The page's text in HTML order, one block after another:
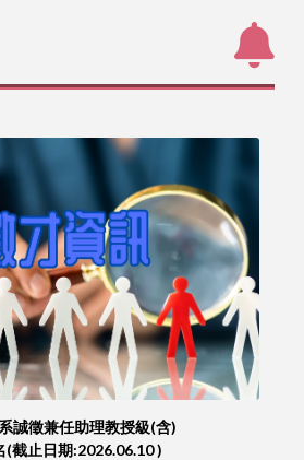
誠徵兼任助理教授級(含)
(截止日期:2026.06.10 )